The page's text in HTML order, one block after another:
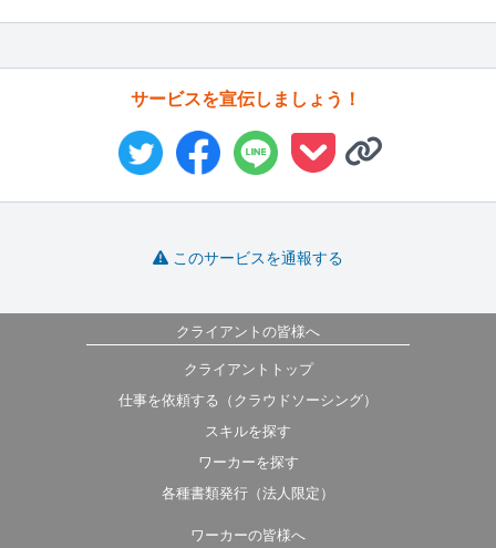
サービスを宣伝しましょう！
このサービスを通報する
クライアントの皆様へ
クライアントトップ
仕事を依頼する（クラウドソーシング）
スキルを探す
ワーカーを探す
各種書類発行（法人限定）
ワーカーの皆様へ